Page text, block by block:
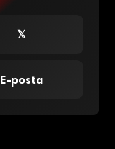
𝕏
E-posta